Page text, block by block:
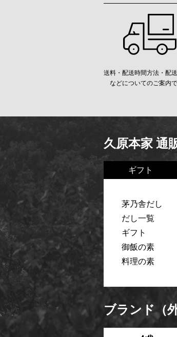
送料・配送時間方法・配
などについてのご案内で
久原本家 通
ギフト
茅乃舎だし
だし一覧
ギフト
御飯の素
料理の素
ブランド（